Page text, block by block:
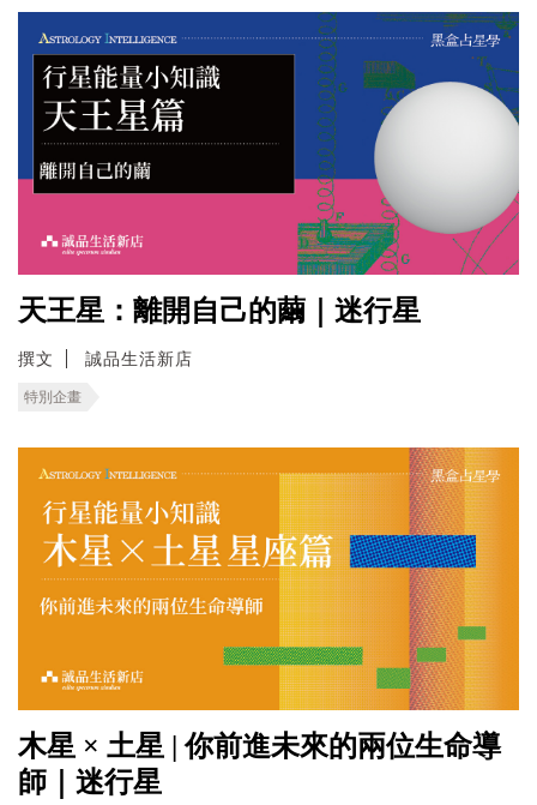
天王星：離開自己的繭｜迷行星
撰文 誠品生活新店
特別企畫
木星 × 土星 | 你前進未來的兩位生命導
師｜迷行星